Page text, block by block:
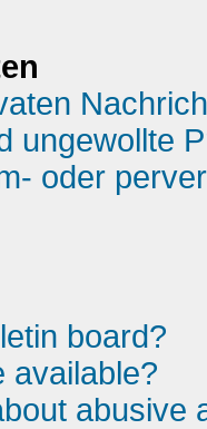
ungewollte
oder
board?
available?
abusive